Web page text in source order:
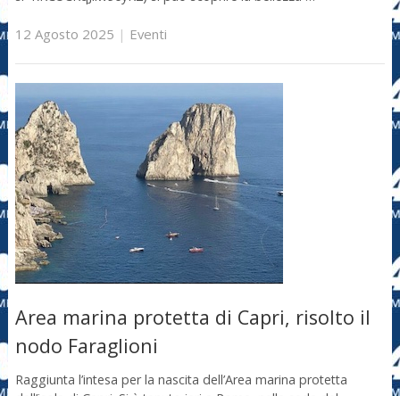
12 Agosto 2025 | Eventi
Area marina protetta di Capri, risolto il
nodo Faraglioni
Raggiunta l’intesa per la nascita dell’Area marina protetta